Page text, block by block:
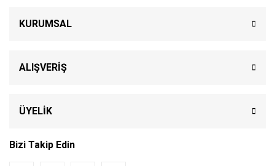
KURUMSAL
ALIŞVERİŞ
ÜYELİK
Bizi Takip Edin